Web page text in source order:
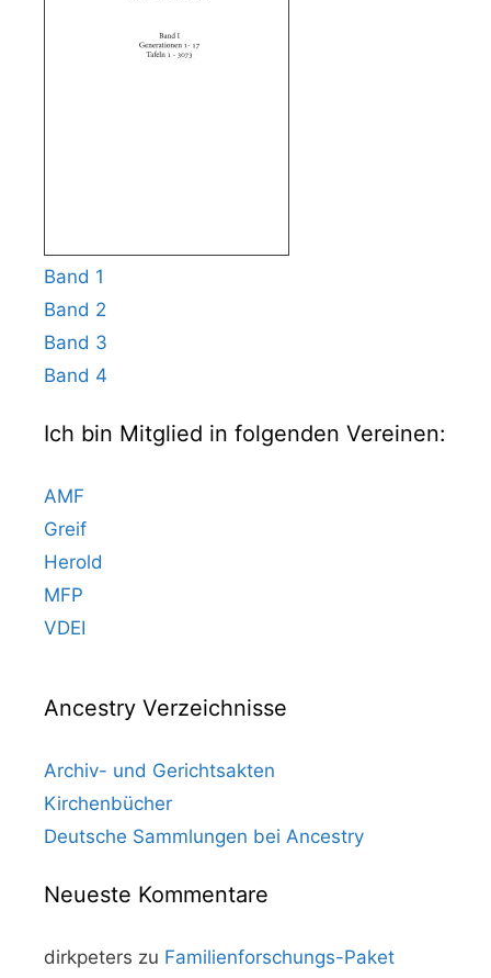
Band 1
Band 2
Band 3
Band 4
Ich bin Mitglied in folgenden Vereinen:
AMF
Greif
Herold
MFP
VDEI
Ancestry Verzeichnisse
Archiv- und Gerichtsakten
Kirchenbücher
Deutsche Sammlungen bei Ancestry
Neueste Kommentare
dirkpeters zu Familienforschungs-Paket